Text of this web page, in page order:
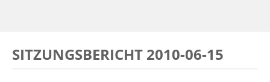
SITZUNGSBERICHT 2010-06-15